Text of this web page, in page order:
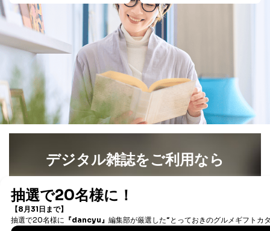
1
当社の定期購読サ
ービス等をご利用
の方の個人情報
ス、キャンペーン等の広告の案内
のため
個人が特定できない形で取得した
閲覧履歴や購買履歴等の情報を分
析して、趣味・嗜好に
応じた新商品・サービスに関する
広告のため
当社にお問合わせ
いただいた方の個
人情報
お問い合わせ対応、トラブル対
処、オペレーター教育など応対品
質向上のため
当社カスタマーQ＆
Aサービス利用者
カスタマーQ＆Aサイトの投稿内容
の確認のため
サイトのサービス内容のご案内の
ため
ｅメール等による商品、サービ
ス、キャンペーン等の広告に関す
るご案内のため
4
採用応募者の方の
個人情報
採用選考、ご連絡のため
デジタル雑誌をご利用なら
書籍）が無料で読み放題！